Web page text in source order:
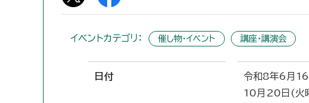
イベントカテゴリ： 催し物・イベント 講座・講演会
日付
令和8年6月
10月20日(火